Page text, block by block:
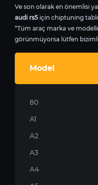
Ve son olarak en önemlisi
audi rs5 için chiptuning
“Tüm araç marka ve
görünmüyorsa lütfen
Model
80
A1
A2
A3
A4